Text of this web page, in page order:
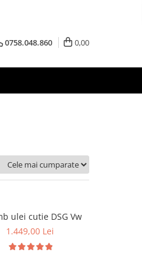
0758.048.860 0,00
ulei cutie DSG Vw
1.449,00 Lei